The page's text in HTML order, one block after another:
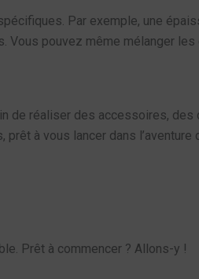
Par exemple, une
Vous pouvez même mélanger
de réaliser des accessoires,
à vous lancer dans l’aventure
Prêt à commencer ? Allons-y !